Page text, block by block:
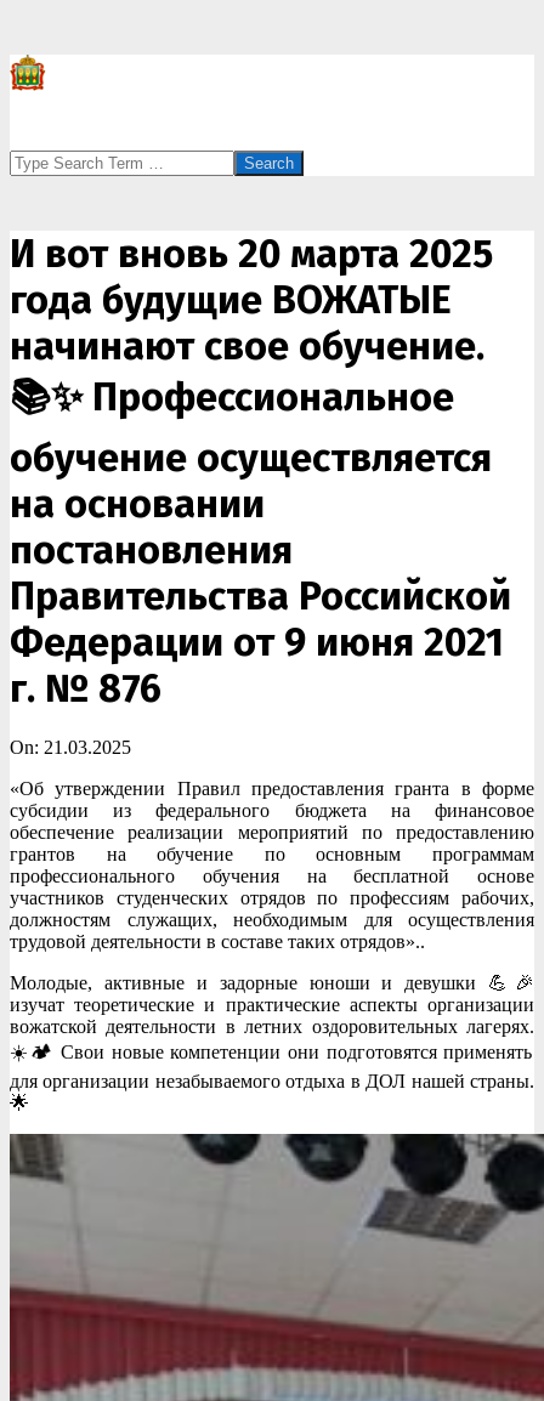
Search
И вот вновь 20 марта 2025
года будущие ВОЖАТЫЕ
начинают свое обучение.
📚✨ Профессиональное
обучение осуществляется
на основании
постановления
Правительства Российской
Федерации от 9 июня 2021
г. № 876
On: 21.03.2025
«Об утверждении Правил предоставления гранта в форме
субсидии из федерального бюджета на финансовое
обеспечение реализации мероприятий по предоставлению
грантов на обучение по основным программам
профессионального обучения на бесплатной основе
участников студенческих отрядов по профессиям рабочих,
должностям служащих, необходимым для осуществления
трудовой деятельности в составе таких отрядов»..
Молодые, активные и задорные юноши и девушки 💪🎉
изучат теоретические и практические аспекты организации
вожатской деятельности в летних оздоровительных лагерях.
☀️🏕️ Свои новые компетенции они подготовятся применять
для организации незабываемого отдыха в ДОЛ нашей страны.
🌟